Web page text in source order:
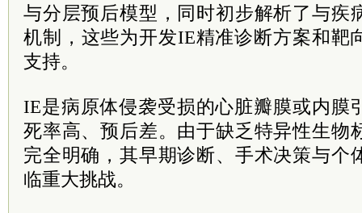
与分层预后模型，同时初步解析了与疾
机制，这些为开发IE精准诊断方案和靶
支持。
IE是病原体侵袭受损的心脏瓣膜或内膜
死率高、预后差。由于缺乏特异性生物
完全明确，其早期诊断、手术决策与个
临重大挑战。